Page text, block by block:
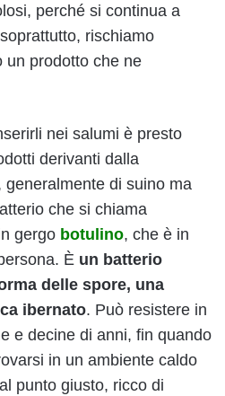
perché si continua a
rischiamo
un prodotto che ne
nei salumi è presto
derivanti dalla
generalmente di suino ma
che si chiama
gergo botulino, che è in
È un batterio
delle spore, una
ibernato. Può resistere in
e decine di anni, fin quando
in un ambiente caldo
punto giusto, ricco di